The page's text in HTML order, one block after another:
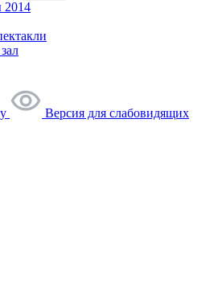
2014
Версия для слабовидящих